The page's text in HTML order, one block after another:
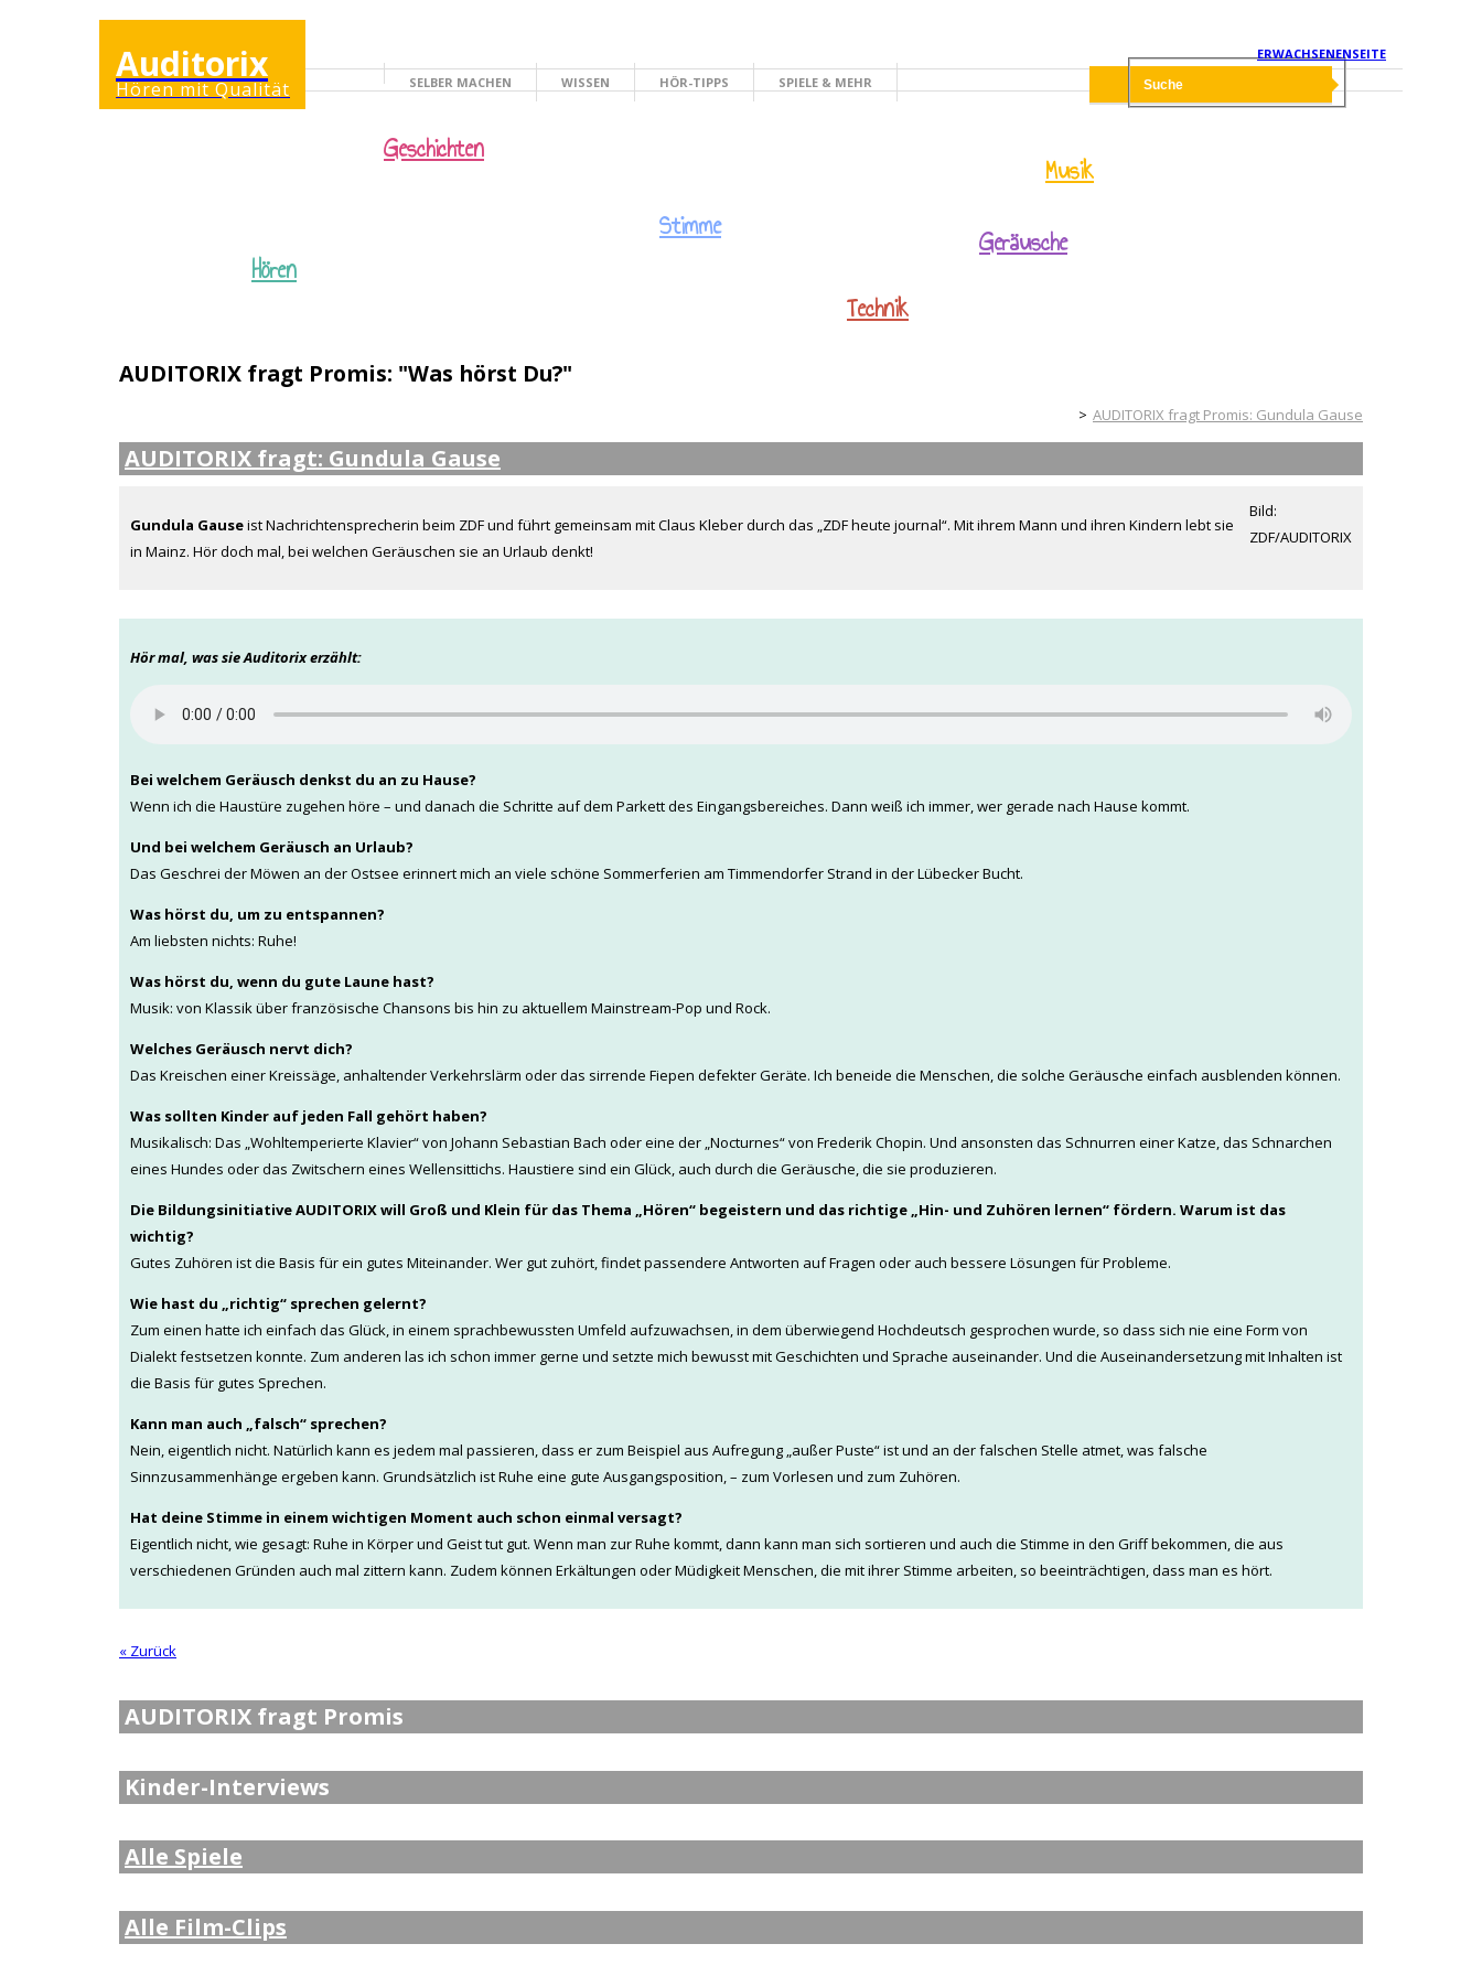
ERWACHSENENSEITE
Auditorix
Hören mit Qualität KINDERSEITE
SELBER MACHEN WISSEN HÖR-TIPPS SPIELE & MEHR
Hören
Geschichten
Stimme
Technik
Musik
Geräusche
AUDITORIX fragt Promis: "Was hörst Du?"
KinderseiteAUDITORIX fragt Promis: Gundula Gause
AUDITORIX fragt: Gundula Gause
Bild:
ZDF/AUDITORIX
Gundula Gauseist Nachrichtensprecherin beim ZDF und führt gemeinsam mit Claus Kleber durch das „ZDF heute journal“. Mit ihrem Mann und ihren Kindern lebt sie
in Mainz. Hör doch mal, bei welchen Geräuschen sie an Urlaub denkt!
Hör mal, was sie Auditorix erzählt:
Bei welchem Geräusch denkst du an zu Hause?
Wenn ich die Haustüre zugehen höre – und danach die Schritte auf dem Parkett des Eingangsbereiches. Dann weiß ich immer, wer gerade nach Hause kommt.
Und bei welchem Geräusch an Urlaub?
Das Geschrei der Möwen an der Ostsee erinnert mich an viele schöne Sommerferien am Timmendorfer Strand in der Lübecker Bucht.
Was hörst du, um zu entspannen?
Am liebsten nichts: Ruhe!
Was hörst du, wenn du gute Laune hast?
Musik: von Klassik über französische Chansons bis hin zu aktuellem Mainstream-Pop und Rock.
Welches Geräusch nervt dich?
Das Kreischen einer Kreissäge, anhaltender Verkehrslärm oder das sirrende Fiepen defekter Geräte. Ich beneide die Menschen, die solche Geräusche einfach ausblenden können.
Was sollten Kinder auf jeden Fall gehört haben?
Musikalisch: Das „Wohltemperierte Klavier“ von Johann Sebastian Bach oder eine der „Nocturnes“ von Frederik Chopin. Und ansonsten das Schnurren einer Katze, das Schnarchen
eines Hundes oder das Zwitschern eines Wellensittichs. Haustiere sind ein Glück, auch durch die Geräusche, die sie produzieren.
Die Bildungsinitiative AUDITORIX will Groß und Klein für das Thema „Hören“ begeistern und das richtige „Hin- und Zuhören lernen“ fördern. Warum ist das
wichtig?
Gutes Zuhören ist die Basis für ein gutes Miteinander. Wer gut zuhört, findet passendere Antworten auf Fragen oder auch bessere Lösungen für Probleme.
Wie hast du „richtig“ sprechen gelernt?
Zum einen hatte ich einfach das Glück, in einem sprachbewussten Umfeld aufzuwachsen, in dem überwiegend Hochdeutsch gesprochen wurde, so dass sich nie eine Form von
Dialekt festsetzen konnte. Zum anderen las ich schon immer gerne und setzte mich bewusst mit Geschichten und Sprache auseinander. Und die Auseinandersetzung mit Inhalten ist
die Basis für gutes Sprechen.
Kann man auch „falsch“ sprechen?
Nein, eigentlich nicht. Natürlich kann es jedem mal passieren, dass er zum Beispiel aus Aufregung „außer Puste“ ist und an der falschen Stelle atmet, was falsche
Sinnzusammenhänge ergeben kann. Grundsätzlich ist Ruhe eine gute Ausgangsposition, – zum Vorlesen und zum Zuhören.
Hat deine Stimme in einem wichtigen Moment auch schon einmal versagt?
Eigentlich nicht, wie gesagt: Ruhe in Körper und Geist tut gut. Wenn man zur Ruhe kommt, dann kann man sich sortieren und auch die Stimme in den Griff bekommen, die aus
verschiedenen Gründen auch mal zittern kann. Zudem können Erkältungen oder Müdigkeit Menschen, die mit ihrer Stimme arbeiten, so beeinträchtigen, dass man es hört.
« Zurück
AUDITORIX fragt Promis
Kinder-Interviews
Alle Spiele
Alle Film-Clips